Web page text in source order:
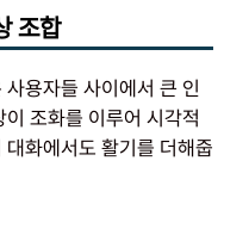
조합
용자들 사이에서 큰 인
조화를 이루어 시각적
화에서도 활기를 더해줍